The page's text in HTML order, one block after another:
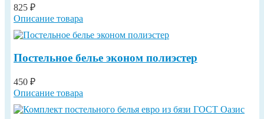
825 ₽
Описание товара
Постельное белье эконом полиэстер
450 ₽
Описание товара